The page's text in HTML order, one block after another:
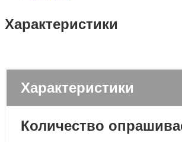
Характеристики
Характеристики
Количество